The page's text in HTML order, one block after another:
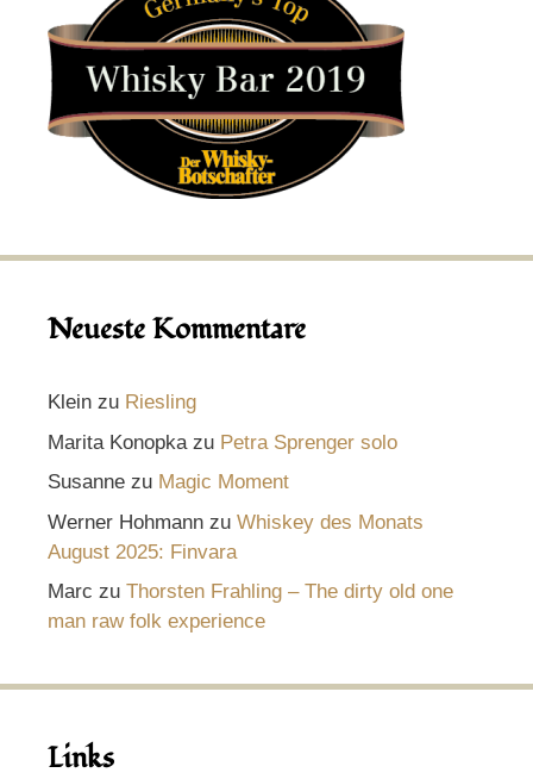
Neueste Kommentare
Klein zu Riesling
Marita Konopka zu Petra Sprenger solo
Susanne zu Magic Moment
Werner Hohmann zu Whiskey des Monats
August 2025: Finvara
Marc zu Thorsten Frahling – The dirty old one
man raw folk experience
Links